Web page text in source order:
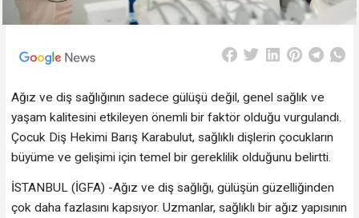
Ağız ve diş sağlığının sadece gülüşü değil, genel sağlık ve
yaşam kalitesini etkileyen önemli bir faktör olduğu vurgulandı.
Çocuk Diş Hekimi Barış Karabulut, sağlıklı dişlerin çocukların
büyüme ve gelişimi için temel bir gereklilik olduğunu belirtti.
İSTANBUL (İGFA) -Ağız ve diş sağlığı, gülüşün güzelliğinden
çok daha fazlasını kapsıyor. Uzmanlar, sağlıklı bir ağız yapısının